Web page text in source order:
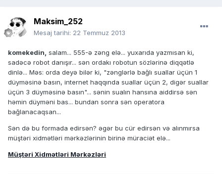
Maksim_252
Mesaj tarihi: 22 Temmuz 2013
komekedin, salam... 555-ə zəng elə... yuxarıda yazmısan ki,
sadəcə robot danışır... sən ordakı robotun sözlərinə diqqətlə
dinlə... Məs: orda deyə bilər ki, "zənglərlə bağlı suallar üçün 1
düyməsinə basın, internet haqqında suallar üçün 2, digər suallar
üçün 3 düyməsinə basın"... sənin sualın hansına aiddirsə sən
həmin düyməni bas... bundan sonra sən operatora
bağlanacaqsan...
Sən də bu formada edirsən? əgər bu cür edirsən və alınmırsa
müştəri xidmətləri mərkəzlərinin birinə müraciət elə...
Müştəri Xidmətləri Mərkəzləri